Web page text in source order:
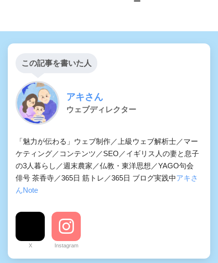
この記事を書いた人
アキさん
ウェブディレクター
「魅力が伝わる」ウェブ制作／上級ウェブ解析士／マー
ケティング／コンテンツ／SEO／イギリス人の妻と息子
の3人暮らし／週末農家／仏教・東洋思想／YAGO句会
俳号 茶香寺／365日 筋トレ／365日 ブログ実践中アキさ
んNote
X Instagram